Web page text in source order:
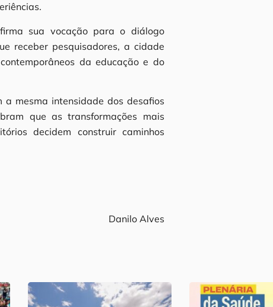
sua vocação para o diálogo
receber pesquisadores, a cidade
da educação e do
a mesma intensidade dos desafios
que as transformações mais
decidem construir caminhos
Danilo Alves